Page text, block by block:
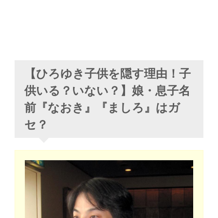
【ひろゆき子供を隠す理由！子
供いる？いない？】娘・息子名
前『なおき』『ましろ』はガ
セ？